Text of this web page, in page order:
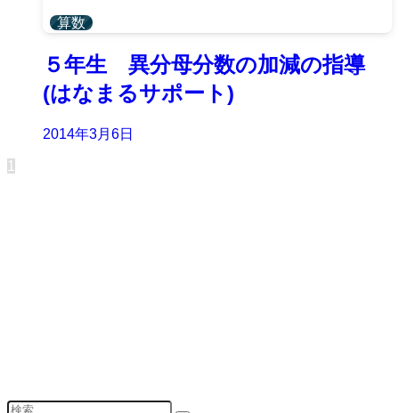
算数
５年生 異分母分数の加減の指導
(はなまるサポート)
2014年3月6日
1